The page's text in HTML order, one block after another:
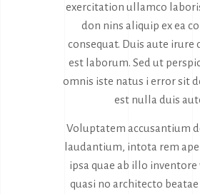
exercitation ullamco
don nins aliquip ex ea
consequat. Duis aute irure
est laborum. Sed ut
omnis iste natus i error sit
est nulla duis
Voluptatem accusantium
laudantium, intota rem
ipsa quae ab illo
quasi no architecto